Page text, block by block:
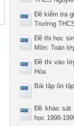
Đề kiểm tra
Trường
Đề thi học
Môn: Toán
Đề thi vào
Hóa
Bài tập ôn
Đề khảo sát
học 1998-